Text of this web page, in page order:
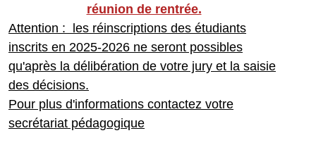
réunion de rentrée.
Attention : les réinscriptions des étudiants
inscrits en 2025-2026 ne seront possibles
qu'après la délibération de votre jury et la saisie
des décisions.
Pour plus d'informations contactez votre
secrétariat pédagogique